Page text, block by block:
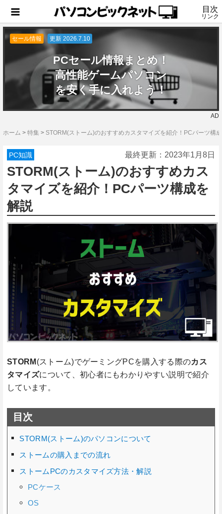
目次
リンク
セール情報 更新 2026.7.10
PCセール情報まとめ！
高性能ゲームパソコン
を安く手に入れよう！
AD
ホーム > 特集 > STORM(ストーム)のおすすめカスタマイズを紹介！PCパーツ構
PC知識 最終更新： 2023年1月8日
STORM(ストーム)のおすすめカス
タマイズを紹介！PCパーツ構成を
解説
STORM (ストーム)でゲーミングPCを購入する際のカス
タマイズについて、初心者にもわかりやすい説明で紹介
しています。
目次
STORM(ストーム)のパソコンについて
ストームの購入までの流れ
ストームPCのカスタマイズ方法・解説
PCケース
OS